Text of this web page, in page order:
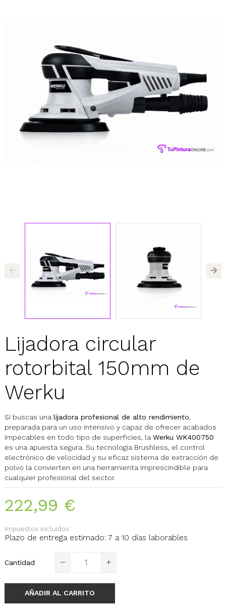
Lijadora circular
rotorbital 150mm de
Werku
Si buscas una lijadora profesional de alto rendimiento,
preparada para un uso intensivo y capaz de ofrecer acabados
impecables en todo tipo de superficies, la Werku WK400750
es una apuesta segura. Su tecnología Brushless, el control
electrónico de velocidad y su eficaz sistema de extracción de
polvo la convierten en una herramienta imprescindible para
cualquier profesional del sector.
222,99 €
Impuestos incluidos
Plazo de entrega estimado: 7 a 10 días laborables
Cantidad
AÑADIR AL CARRITO